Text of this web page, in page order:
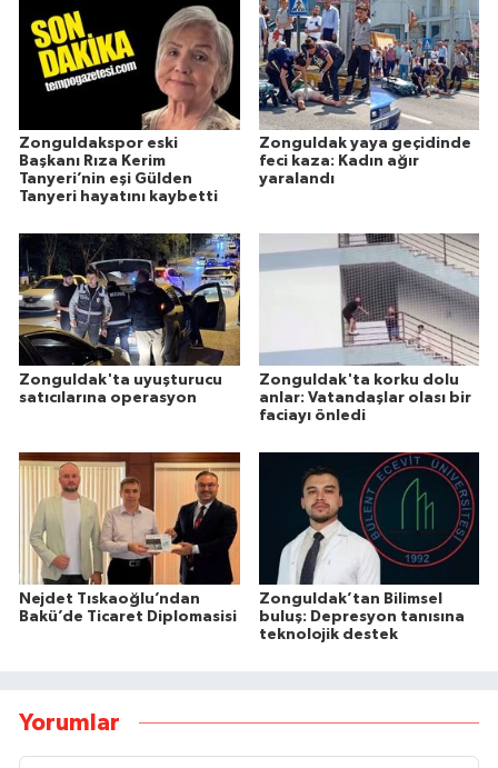
Zonguldakspor eski
Başkanı Rıza Kerim
Tanyeri’nin eşi Gülden
Tanyeri hayatını kaybetti
Zonguldak yaya geçidinde
feci kaza: Kadın ağır
yaralandı
Zonguldak'ta uyuşturucu
satıcılarına operasyon
Zonguldak'ta korku dolu
anlar: Vatandaşlar olası bir
faciayı önledi
Nejdet Tıskaoğlu’ndan
Bakü’de Ticaret Diplomasisi
Zonguldak’tan Bilimsel
buluş: Depresyon tanısına
teknolojik destek
Yorumlar